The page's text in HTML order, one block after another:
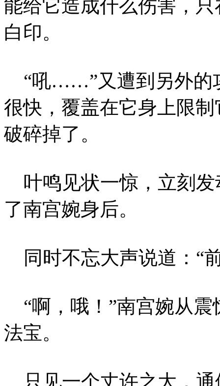
能给它造成什么伤害，
白印。
“吼……”又遭到另外的
很快，覆盖在它身上限
破碎掉了。
叶鸣见状一惊，立刻发
了南宫婉身后。
同时不忘大声说道：“
“啊，哦！”南宫婉从震
法宝。
只见一个丈许之大，通